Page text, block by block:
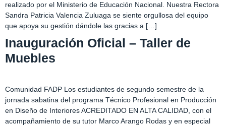
realizado por el Ministerio de Educación Nacional. Nuestra Rectora
Sandra Patricia Valencia Zuluaga se siente orgullosa del equipo
que apoya su gestión dándole las gracias a […]
Inauguración Oficial – Taller de
Muebles
Comunidad FADP Los estudiantes de segundo semestre de la
jornada sabatina del programa Técnico Profesional en Producción
en Diseño de Interiores ACREDITADO EN ALTA CALIDAD, con el
acompañamiento de su tutor Marco Arango Rodas y en especial